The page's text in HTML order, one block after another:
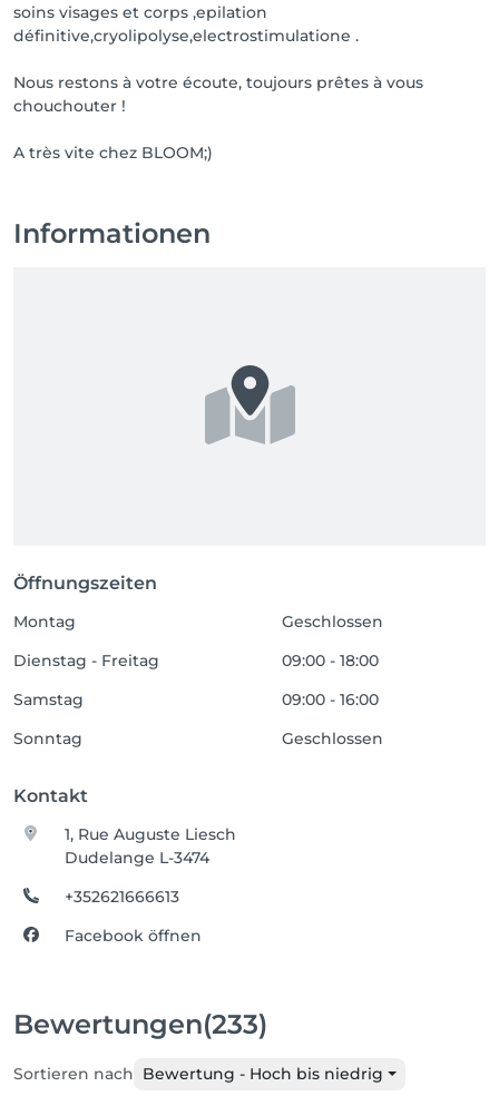
soins visages et corps ,epilation
définitive,cryolipolyse,electrostimulatione .
Nous restons à votre écoute, toujours prêtes à vous
chouchouter !
A très vite chez BLOOM;)
Informationen
Öffnungszeiten
Montag
Geschlossen
Dienstag - Freitag
09:00 - 18:00
Samstag
09:00 - 16:00
Sonntag
Geschlossen
Kontakt
1, Rue Auguste Liesch
Dudelange L-3474
+352621666613
Facebook öffnen
Bewertungen(233)
Sortieren nach Bewertung - Hoch bis niedrig